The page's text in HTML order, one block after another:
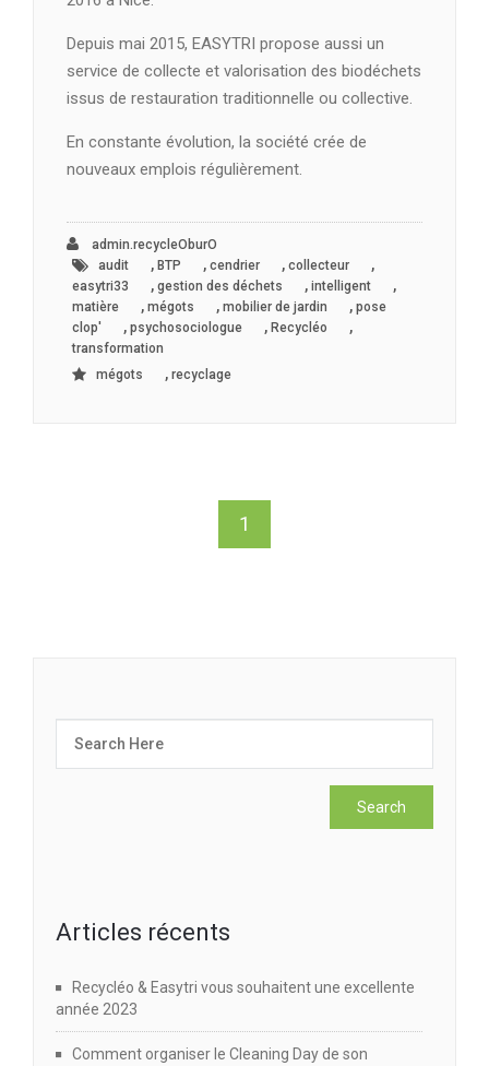
Depuis mai 2015, EASYTRI propose aussi un
service de collecte et valorisation des biodéchets
issus de restauration traditionnelle ou collective.
En constante évolution, la société crée de
nouveaux emplois régulièrement.
admin.recycleOburO
audit
, BTP , cendrier , collecteur ,
easytri33 , gestion des déchets , intelligent ,
matière , mégots , mobilier de jardin , pose
clop'
, psychosociologue , Recycléo ,
transformation
mégots
, recyclage
1
Articles récents
Recycléo & Easytri vous souhaitent une excellente
année 2023
Comment organiser le Cleaning Day de son